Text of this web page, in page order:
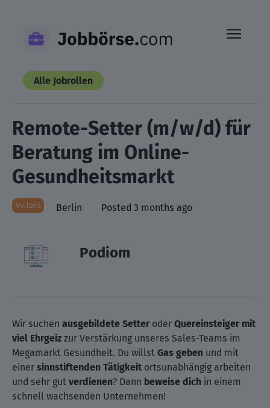
content
Alle Jobrollen
Remote-Setter (m/w/d) für
Beratung im Online-
Gesundheitsmarkt
Vollzeit Berlin Posted 3 months ago
Podiom
Wir suchen ausgebildete Setteroder Quereinsteiger mit
viel Ehrgeiz zur Verstärkung unseres Sales-Teams im
Megamarkt Gesundheit. Du willst Gas geben und mit
einer sinnstiftenden Tätigkeit ortsunabhängig arbeiten
und sehr gut verdienen? Dann beweise dich in einem
schnell wachsenden Unternehmen!